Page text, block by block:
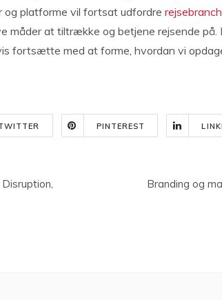
og platforme vil fortsat udfordre
måder at tiltrække og betjene rejsende
fortsætte med at forme, hvordan vi
PINTEREST
Branding og